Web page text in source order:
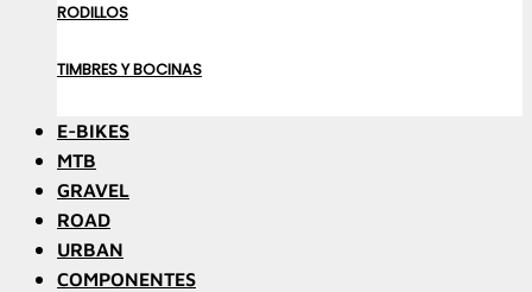
RODILLOS
TIMBRES Y BOCINAS
E-BIKES
MTB
GRAVEL
ROAD
URBAN
COMPONENTES